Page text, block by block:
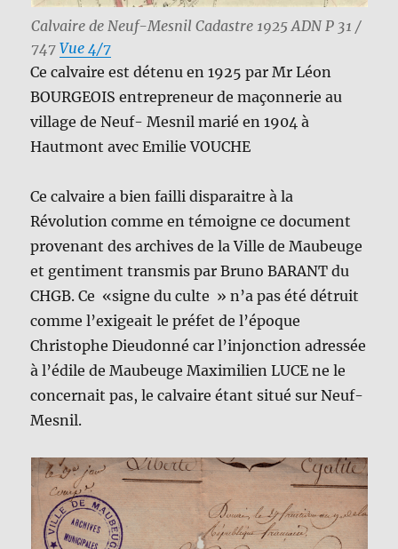
Calvaire de Neuf-Mesnil Cadastre 1925 ADN P 31 /
747 Vue 4/7
Ce calvaire est détenu en 1925 par Mr Léon
BOURGEOIS entrepreneur de maçonnerie au
village de Neuf- Mesnil marié en 1904 à
Hautmont avec Emilie VOUCHE
Ce calvaire a bien failli disparaitre à la
Révolution comme en témoigne ce document
provenant des archives de la Ville de Maubeuge
et gentiment transmis par Bruno BARANT du
CHGB. Ce «signe du culte » n’a pas été détruit
comme l’exigeait le préfet de l’époque
Christophe Dieudonné car l’injonction adressée
à l’édile de Maubeuge Maximilien LUCE ne le
concernait pas, le calvaire étant situé sur Neuf-
Mesnil.